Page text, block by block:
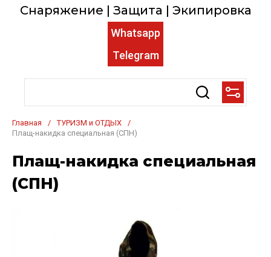
Снаряжение | Защита | Экипировка
Whatsapp
Telegram
Главная / ТУРИЗМ и ОТДЫХ
/
Плащ-накидка специальная (СПН)
Плащ-накидка специальная
(СПН)